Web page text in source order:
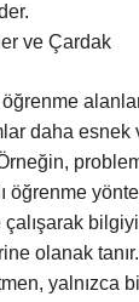
ve Çardak
daha esnek
öğrenme
olanak
yalnızca